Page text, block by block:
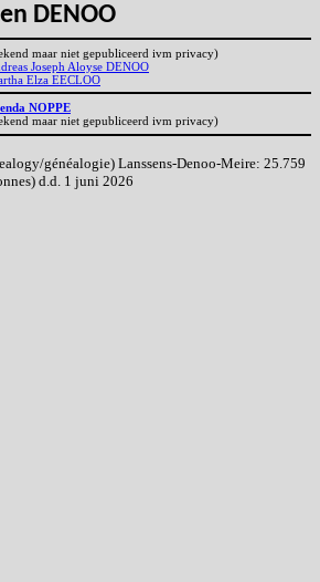
DENOO
maar niet gepubliceerd ivm privacy)
Joseph Aloyse DENOO
Elza EECLOO
NOPPE
maar niet gepubliceerd ivm privacy)
généalogie) Lanssens-Denoo-Meire: 25.759
d.d. 1 juni 2026